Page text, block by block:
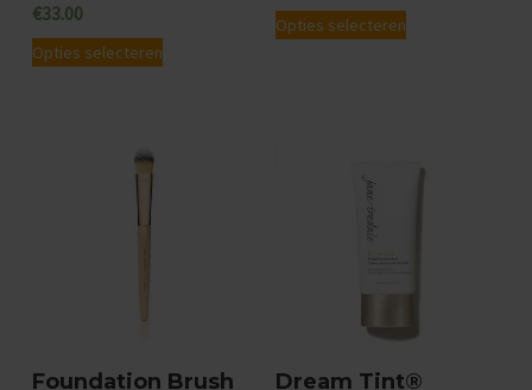
€33.00
Opties selecteren
t
Opties selecterenD
t
h
Foundation Brush Dream Tint®